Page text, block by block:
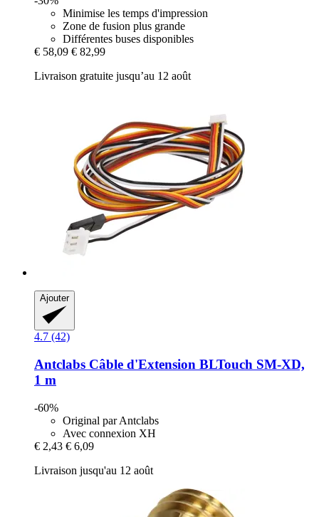
Minimise les temps d'impression
Zone de fusion plus grande
Différentes buses disponibles
€ 58,09 € 82,99
Livraison gratuite jusqu’au 12 août
Ajouter
4.7 (42)
Antclabs Câble d'Extension BLTouch SM-​XD,
1 m
-60%
Original par Antclabs
Avec connexion XH
€ 2,43 € 6,09
Livraison jusqu'au 12 août